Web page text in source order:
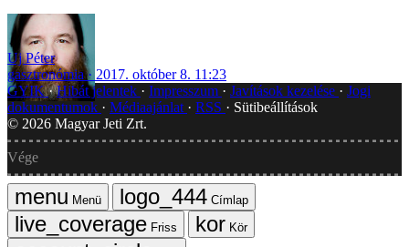
Uj Péter
gasztronómia
2017. október 8. 11:23
GYIK Hibát jelentek Impresszum Javítások kezelése
Jogi
dokumentumok
Médiaajánlat RSS
Sütibeállítások
© 2026 Magyar Jeti Zrt.
Vége
Menü
Címlap
Friss
Kör